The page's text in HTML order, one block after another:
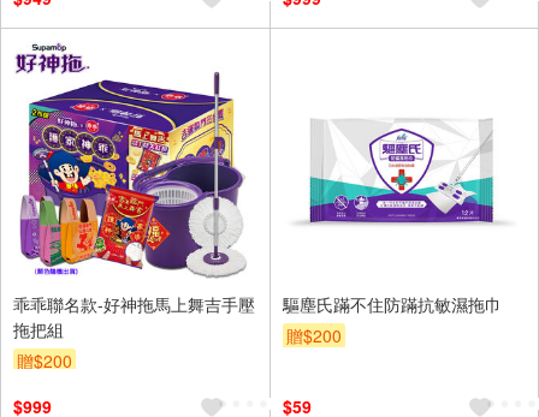
乖乖聯名款-好神拖馬上舞吉手壓
拖把組
贈$200
$999
驅塵氏蹣不住防蹣抗敏濕拖巾
贈$200
$59